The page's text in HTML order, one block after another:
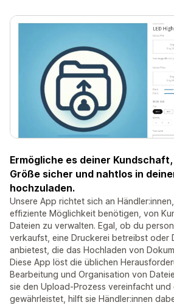
Ermögliche es deiner
Größe sicher und nahtlos in
hochzuladen.
Unsere App richtet sich an
effiziente Möglichkeit benötigen, von
Dateien zu verwalten. Egal, ob du
verkaufst, eine Druckerei betreibst oder
anbietest, die das Hochladen von
Diese App löst die üblichen
Bearbeitung und Organisation von
sie den Upload-Prozess vereinfacht und
gewährleistet, hilft sie Händler:innen